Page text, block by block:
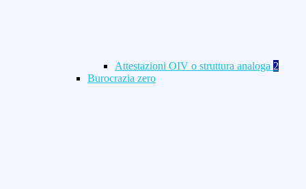
Attestazioni OIV o struttura analoga 2
Burocrazia zero